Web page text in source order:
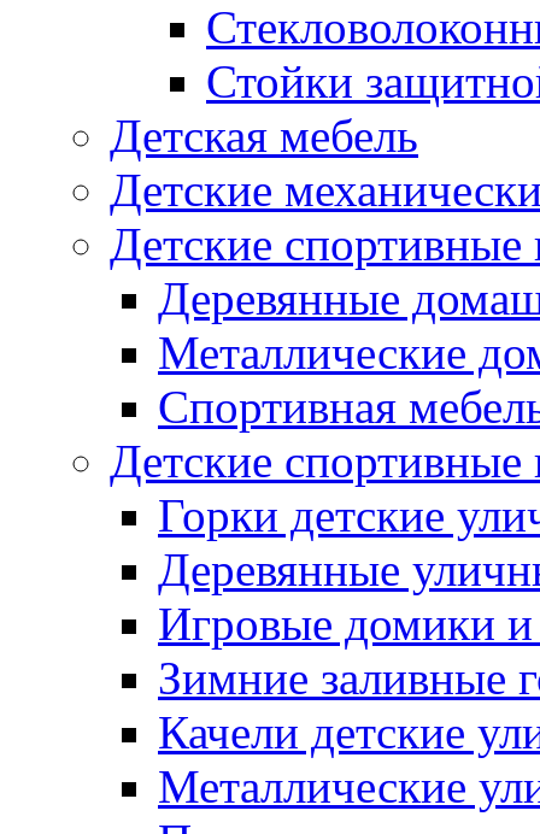
Стойки
Детская мебель
Детские
Детские
Деревянные
Металлические
Спортивная
Детские
Горки детские
Деревянные
Игровые домики и
Зимние заливные
Качели детские
Металлические